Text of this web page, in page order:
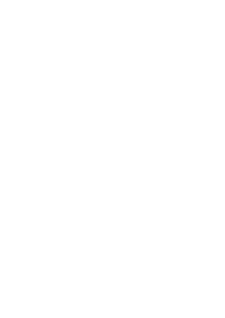
bedöms i dag allt
investerar